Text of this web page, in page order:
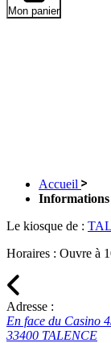
Mon panier
Accueil
Informations
Le kiosque de :
Horaires : Ouvre à
Adresse :
En face du Casino
33400 TALENCE